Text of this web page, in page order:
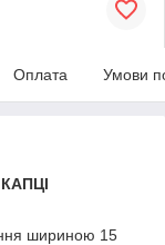
Оплата Умови
шириною 15